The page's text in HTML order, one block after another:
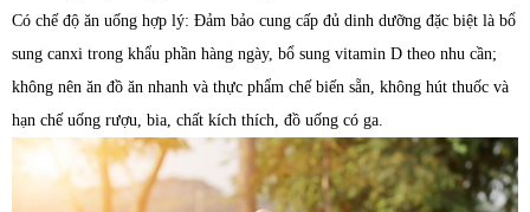
Có chế độ ăn uống hợp lý: Đảm bảo cung cấp đủ dinh dưỡng đặc biệt là bổ
sung canxi trong khẩu phần hàng ngày, bổ sung vitamin D theo nhu cần;
không nên ăn đồ ăn nhanh và thực phẩm chế biến sẵn, không hút thuốc và
hạn chế uống rượu, bia, chất kích thích, đồ uống có ga.